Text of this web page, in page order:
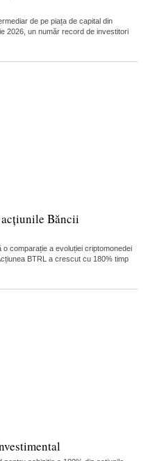
de pe piața de capital din
2026, un număr record de investitori
Băncii
comparație a evoluției criptomonedei
BTRL a crescut cu 180% timp